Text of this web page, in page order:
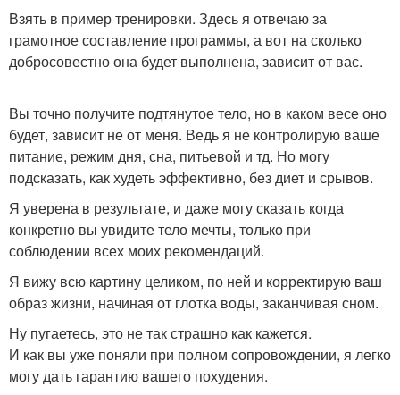
Взять в пример тренировки. Здесь я отвечаю за
грамотное составление программы, а вот на сколько
добросовестно она будет выполнена, зависит от вас.
Вы точно получите подтянутое тело, но в каком весе оно
будет, зависит не от меня. Ведь я не контролирую ваше
питание, режим дня, сна, питьевой и тд. Но могу
подсказать, как худеть эффективно, без диет и срывов.
Я уверена в результате, и даже могу сказать когда
конкретно вы увидите тело мечты, только при
соблюдении всех моих рекомендаций.
Я вижу всю картину целиком, по ней и корректирую ваш
образ жизни, начиная от глотка воды, заканчивая сном.
Ну пугаетесь, это не так страшно как кажется.
И как вы уже поняли при полном сопровождении, я легко
могу дать гарантию вашего похудения.